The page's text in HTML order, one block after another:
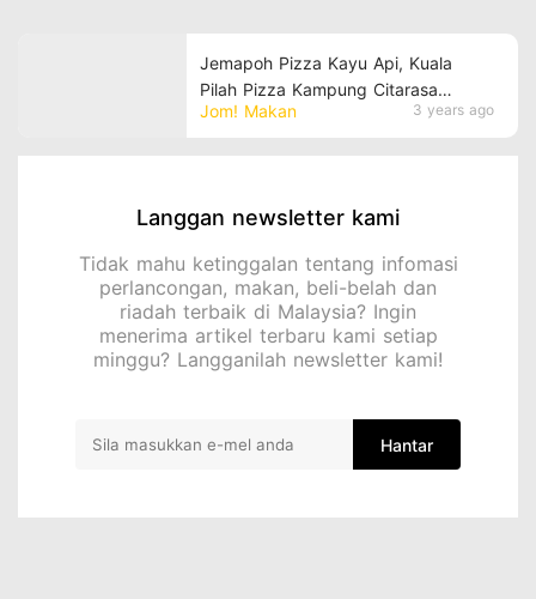
Jom! Makan 3 years ago
Jemapoh Pizza Kayu Api, Kuala
Pilah Pizza Kampung Citarasa
'International'
Langgan newsletter kami
Tidak mahu ketinggalan tentang infomasi
perlancongan, makan, beli-belah dan
riadah terbaik di Malaysia? Ingin
menerima artikel terbaru kami setiap
minggu? Langganilah newsletter kami!
Hantar